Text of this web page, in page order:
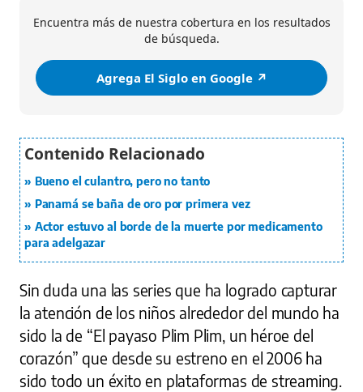
Encuentra más de nuestra cobertura en los resultados
de búsqueda.
Agrega El Siglo en Google ↗️
Bueno el culantro, pero no tanto
Panamá se baña de oro por primera vez
Actor estuvo al borde de la muerte por medicamento
para adelgazar
Sin duda una las series que ha logrado capturar
la atención de los niños alrededor del mundo ha
sido la de “El payaso Plim Plim, un héroe del
corazón” que desde su estreno en el 2006 ha
sido todo un éxito en plataformas de streaming.